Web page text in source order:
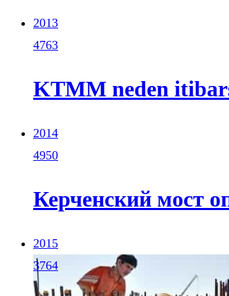
2013
4763
KTMM neden
2014
4950
Керченский мост
2015
3764